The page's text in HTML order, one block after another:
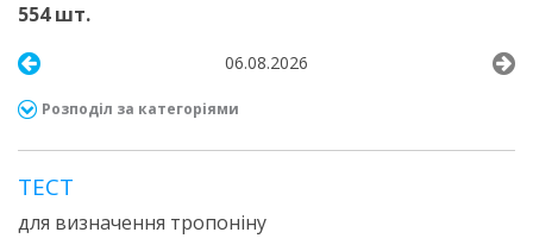
554 шт.
06.08.2026
Розподіл за категоріями
ТЕСТ
для визначення тропоніну